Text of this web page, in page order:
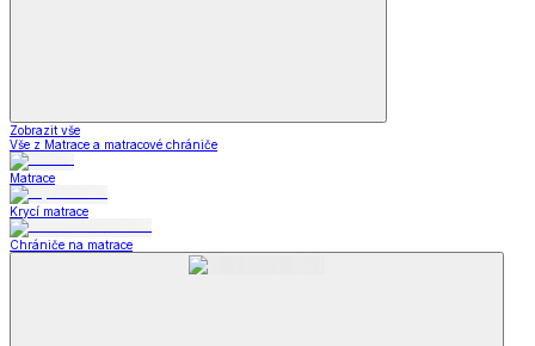
Zobrazit vše
Vše z Matrace a matracové chrániče
Matrace
Krycí matrace
Chrániče na matrace